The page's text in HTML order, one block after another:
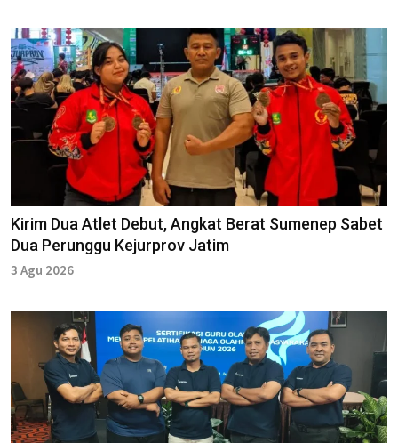
Kirim Dua Atlet Debut, Angkat Berat Sumenep Sabet
Dua Perunggu Kejurprov Jatim
3 Agu 2026